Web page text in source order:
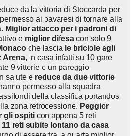
dalla vittoria di Stoccarda per
ai bavaresi di tornare alla
Miglior attacco per i padroni di
e miglior difesa con solo 9
che lascia le briciole agli
Arena, in casa infatti su 10 gare
9 vittorie e un pareggio.
salute e reduce da due vittorie
permesso alla squadra
della classifica portandosi
zona retrocessione. Peggior
gli ospiti con appena 5 reti
11 reti subite lontano da casa